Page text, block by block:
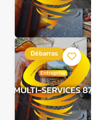
Débarras